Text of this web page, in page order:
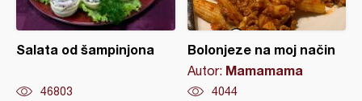
Salata od šampinjona
46803
Bolonjeze na moj način
Autor: Mamamama
4044